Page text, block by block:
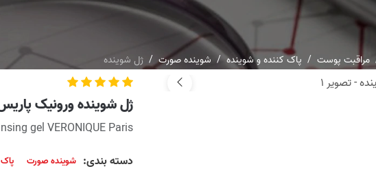
مراقبت پوست پاک کننده و شوینده شوینده صورت ژل شوینده
ژل شوینده ورونیک
gel VERONIQUE Paris
دسته بندی: شوینده صورت